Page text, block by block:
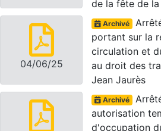
de la fête de
04/06/25
Archivé
portant sur la
circulation et
au droit des
Jean Jaurès
Archivé
autorisation
d'occupation